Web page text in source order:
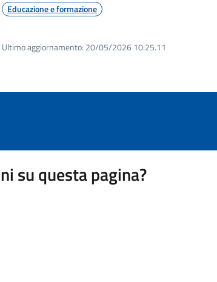
Educazione e formazione
Ultimo aggiornamento: 20/05/2026 10:25.11
su questa pagina?